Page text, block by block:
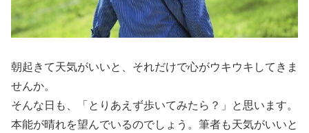
朝起きて天気がいいと、それだけで心がウキウキしてきま
せんか。
そんな日も、「とりあえず歩いてみたら？」と思います。
本能が晴れを望んでいるのでしょう。筆者も天気がいいと